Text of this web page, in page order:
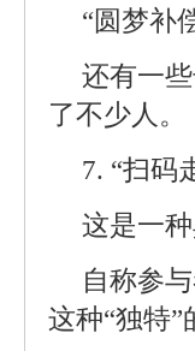
“圆梦补
还有一
了不少人。
7. “扫码
这是一
自称参
这种“独特”